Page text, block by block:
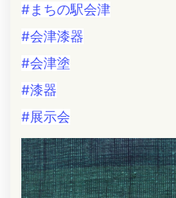
#まちの駅会津
#会津漆器
#会津塗
#漆器
#展示会